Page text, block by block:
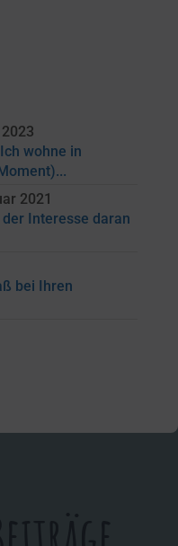
wohne in
2021
Interesse daran
bei Ihren